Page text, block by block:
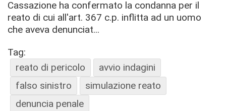
Cassazione ha confermato la condanna per il
reato di cui all'art. 367 c.p. inflitta ad un uomo
che aveva denunciat...
Tag:
reato di pericolo
avvio indagini
falso sinistro
simulazione reato
denuncia penale